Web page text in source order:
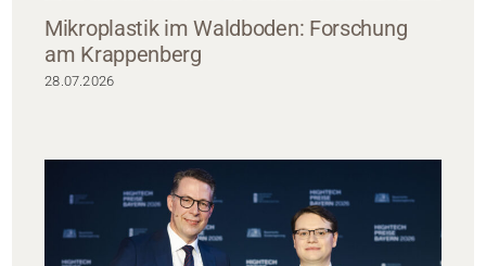
Mikroplastik im Waldboden: Forschung
am Krappenberg
28.07.2026